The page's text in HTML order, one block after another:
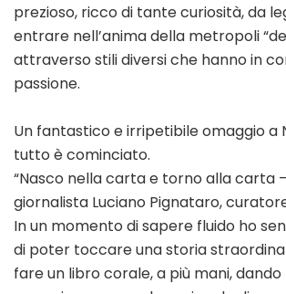
prezioso, ricco di tante curiosità, da
entrare nell’anima della metropoli
attraverso stili diversi che hanno in
passione.
Un fantastico e irripetibile omaggio a
tutto è cominciato.
“Nasco nella carta e torno alla carta
giornalista Luciano Pignataro,
In un momento di sapere fluido ho
di poter toccare una storia
fare un libro corale, a più mani,